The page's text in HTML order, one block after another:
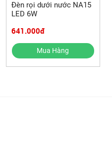
Đèn rọi dưới nước NA15
LED 6W
641.000đ
Mua Hàng